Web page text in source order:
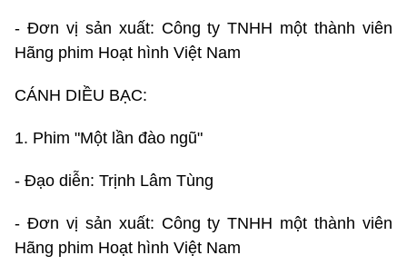
- Đơn vị sản xuất: Công ty TNHH một thành viên
Hãng phim Hoạt hình Việt Nam
CÁNH DIỀU BẠC:
1. Phim "Một lần đào ngũ"
- Đạo diễn: Trịnh Lâm Tùng
- Đơn vị sản xuất: Công ty TNHH một thành viên
Hãng phim Hoạt hình Việt Nam